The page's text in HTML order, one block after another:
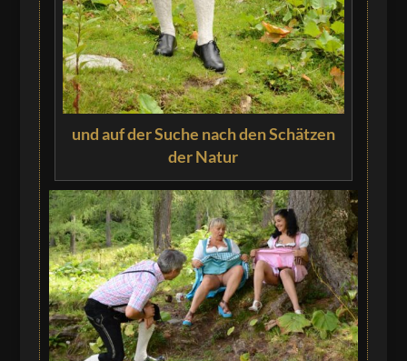
und auf der Suche nach den Schätzen
der Natur